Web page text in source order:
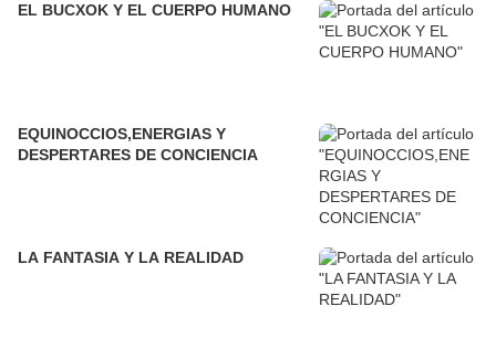
EL BUCXOK Y EL CUERPO HUMANO
EQUINOCCIOS,ENERGIAS Y
DESPERTARES DE CONCIENCIA
LA FANTASIA Y LA REALIDAD